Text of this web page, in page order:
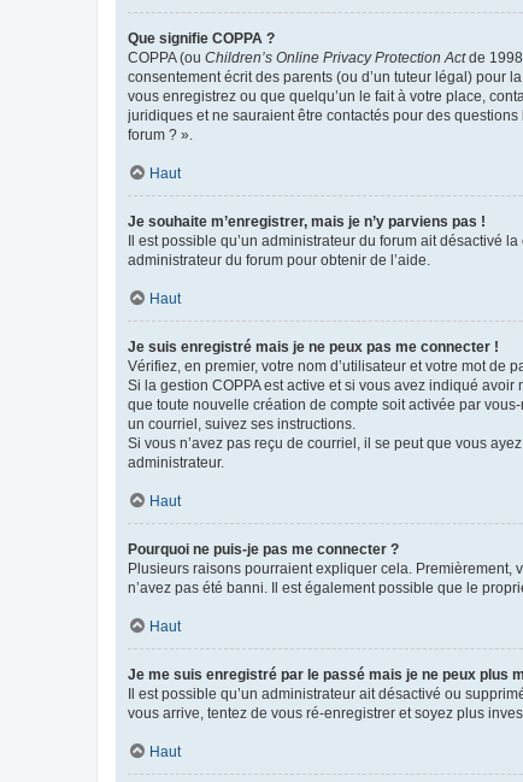
Que signifie COPPA ?
COPPA (ou Children’s Online Privacy Protection Actde
consentement écrit des parents (ou d’un tuteur légal) pour
vous enregistrez ou que quelqu’un le fait à votre place,
juridiques et ne sauraient être contactés pour des
forum ? ».
Haut
Je souhaite m’enregistrer, mais je n’y parviens pas !
Il est possible qu’un administrateur du forum ait désactivé
administrateur du forum pour obtenir de l’aide.
Haut
Je suis enregistré mais je ne peux pas me connecter !
Vérifiez, en premier, votre nom d’utilisateur et votre mot de
Si la gestion COPPA est active et si vous avez indiqué
que toute nouvelle création de compte soit activée par
un courriel, suivez ses instructions.
Si vous n’avez pas reçu de courriel, il se peut que vous
administrateur.
Haut
Pourquoi ne puis-je pas me connecter ?
Plusieurs raisons pourraient expliquer cela. Premièrement,
n’avez pas été banni. Il est également possible que le
Haut
Je me suis enregistré par le passé mais je ne peux plus
Il est possible qu’un administrateur ait désactivé ou
vous arrive, tentez de vous ré-enregistrer et soyez plus
Haut